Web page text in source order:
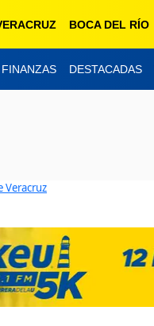
BOCA DEL RÍO
FINANZAS DESTACADAS
Veracruz